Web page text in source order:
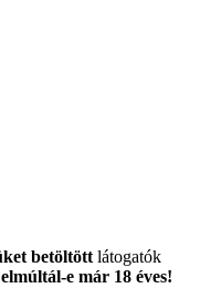
betöltött látogatók
e már 18 éves!